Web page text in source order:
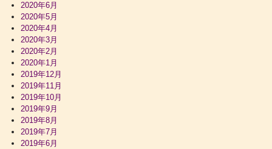
2020年6月
2020年5月
2020年4月
2020年3月
2020年2月
2020年1月
2019年12月
2019年11月
2019年10月
2019年9月
2019年8月
2019年7月
2019年6月